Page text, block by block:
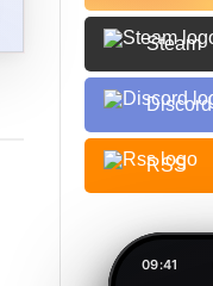
Steam
Discord
RSS
09:41